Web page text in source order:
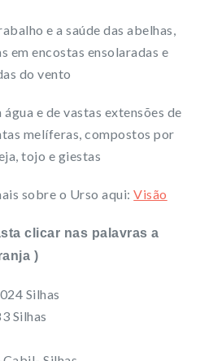
e a saúde das abelhas,
em encostas ensolaradas e
do vento
e de vastas extensões de
melíferas, compostos por
tojo e giestas
sobre o Urso aqui:Visão
clicar nas palavras a
)